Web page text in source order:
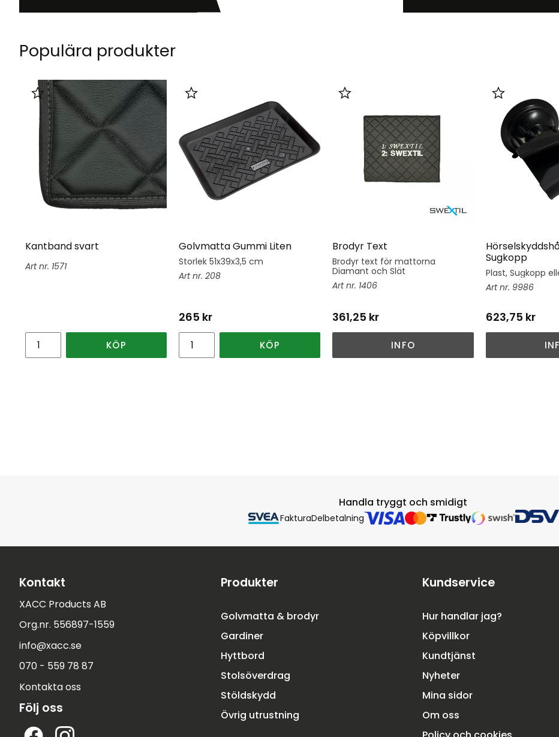
Populära produkter
Kantband svart
1571
Lägg till i favoriter
KÖP
Golvmatta Gummi Liten
Storlek 51x39x3,5 cm
208
265 kr
Lägg till i favoriter
KÖP
Brodyr Text
Brodyr text för mattorna
Diamant och Slät
1406
361,25 kr
Lägg till i favoriter
INFO
Sugkopp
Plast, Sugkopp
9986
623,75 kr
Lägg till i
Handla tryggt och smidigt
FakturaDelbetalning
Kontakt
XACC Products AB
Org.nr. 556897-1559
info@xacc.se
070 - 559 78 87
Kontakta oss
Följ oss
Produkter
Golvmatta & brodyr
Gardiner
Hyttbord
Stolsöverdrag
Stöldskydd
Övrig utrustning
Kundservice
Hur handlar jag?
Köpvillkor
Kundtjänst
Nyheter
Mina sidor
Om oss